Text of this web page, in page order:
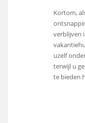
Kortom,
verblijven
uzelf
terwijl u
te bieden